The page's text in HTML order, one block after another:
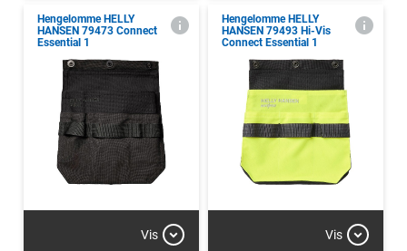
Hengelomme HELLY
HANSEN 79473 Connect
Essential 1
Vis
Hengelomme HELLY
HANSEN 79493 Hi-Vis
Connect Essential 1
Vis